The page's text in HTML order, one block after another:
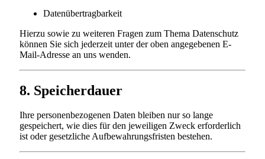
Datenübertragbarkeit
Hierzu sowie zu weiteren Fragen zum Thema Datenschutz
können Sie sich jederzeit unter der oben angegebenen E-
Mail-Adresse an uns wenden.
8. Speicherdauer
Ihre personenbezogenen Daten bleiben nur so lange
gespeichert, wie dies für den jeweiligen Zweck erforderlich
ist oder gesetzliche Aufbewahrungsfristen bestehen.